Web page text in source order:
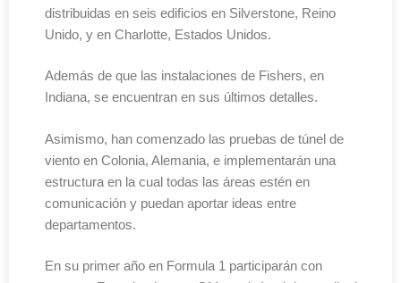
distribuidas en seis edificios en Silverstone, Reino
Unido, y en Charlotte, Estados Unidos.
Además de que las instalaciones de Fishers, en
Indiana, se encuentran en sus últimos detalles.
Asimismo, han comenzado las pruebas de túnel de
viento en Colonia, Alemania, e implementarán una
estructura en la cual todas las áreas estén en
comunicación y puedan aportar ideas entre
departamentos.
En su primer año en Formula 1 participarán con